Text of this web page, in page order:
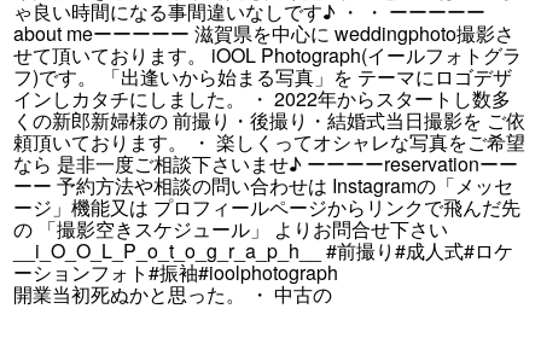
開業当初死ぬかと思った。 ・ 中古の